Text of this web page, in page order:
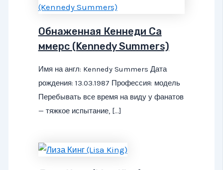
Обнаженная Кеннеди Са
ммерс (Kennedy Summers)
Имя на англ: Kennedy Summers Дата
рождения: 13.03.1987 Профессия: модель
Перебывать все время на виду у фанатов
— тяжкое испытание, […]